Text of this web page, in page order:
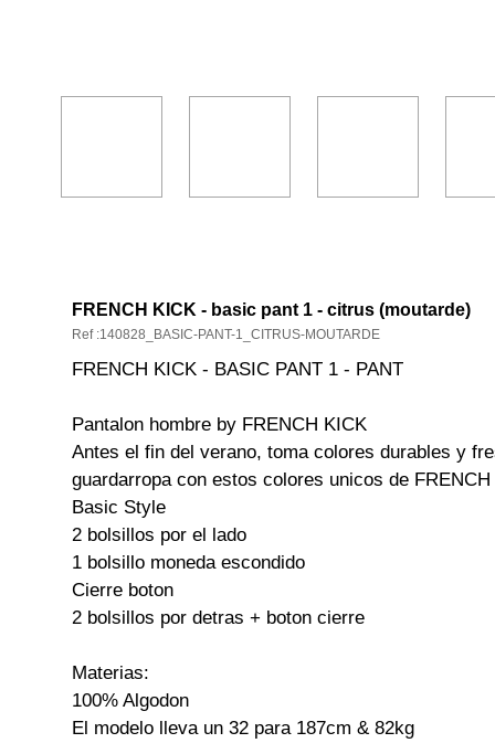
FRENCH KICK - basic pant 1 - citrus (moutarde)
Ref :140828_BASIC-PANT-1_CITRUS-MOUTARDE
FRENCH KICK - BASIC PANT 1 - PANT
Pantalon hombre by FRENCH KICK
Antes el fin del verano, toma colores durables y
guardarropa con estos colores unicos de
Basic Style
2 bolsillos por el lado
1 bolsillo moneda escondido
Cierre boton
2 bolsillos por detras + boton cierre
Materias:
100% Algodon
El modelo lleva un 32 para 187cm & 82kg